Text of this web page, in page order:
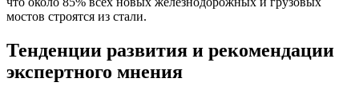
мостов строятся из стали.
Тенденции развития и рекомендации
экспертного мнения